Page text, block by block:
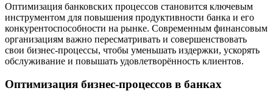
Оптимизация банковских процессов становится ключевым
инструментом для повышения продуктивности банка и его
конкурентоспособности на рынке. Современным финансовым
организациям важно пересматривать и совершенствовать
свои бизнес-процессы, чтобы уменьшать издержки, ускорять
обслуживание и повышать удовлетворённость клиентов.
Оптимизация бизнес-процессов в банках